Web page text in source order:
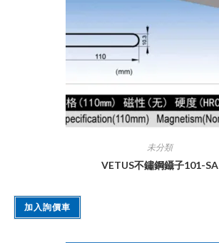
未分類
VETUS不鏽鋼鑷子101-SA
加入詢價車